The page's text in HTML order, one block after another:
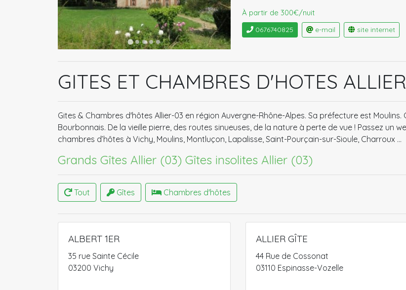
À partir de 300€/nuit
0676740825 e-mail site internet
GITES ET CHAMBRES D'HOTES
Gites & Chambres d'hôtes Allier-03 en région Auvergne-Rhône-Alpes. Sa préfecture est
Bourbonnais. De la vieille pierre, des routes sinueuses, de la nature à perte de vue ! Passez un
chambres d’hôtes à Vichy, Moulins, Montluçon, Lapalisse, Saint-Pourçain-sur-Sioule, Charroux …
Grands Gîtes Allier (03) Gîtes insolites Allier (03)
Tout Gîtes Chambres d'hôtes
ALBERT 1ER
35 rue Sainte Cécile
03200 Vichy
ALLIER GÎTE
44 Rue de Cossonat
03110 Espinasse-Vozelle